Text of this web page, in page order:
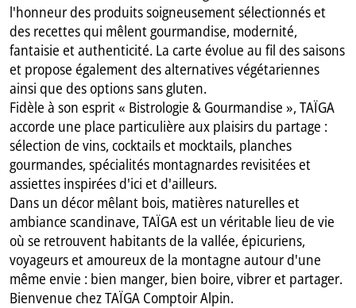
l'honneur des produits soigneusement sélectionnés et
des recettes qui mêlent gourmandise, modernité,
fantaisie et authenticité. La carte évolue au fil des saisons
et propose également des alternatives végétariennes
ainsi que des options sans gluten.
Fidèle à son esprit « Bistrologie & Gourmandise », TAÏGA
accorde une place particulière aux plaisirs du partage :
sélection de vins, cocktails et mocktails, planches
gourmandes, spécialités montagnardes revisitées et
assiettes inspirées d'ici et d'ailleurs.
Dans un décor mêlant bois, matières naturelles et
ambiance scandinave, TAÏGA est un véritable lieu de vie
où se retrouvent habitants de la vallée, épicuriens,
voyageurs et amoureux de la montagne autour d'une
même envie : bien manger, bien boire, vibrer et partager.
Bienvenue chez TAÏGA Comptoir Alpin.